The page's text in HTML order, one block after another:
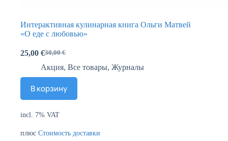
Интерактивная кулинарная книга Ольги Матвей
«О еде с любовью»
30,00€
25,00 €
Акция, Все товары, Журналы
В корзину
incl. 7% VAT
плюс Стоимость доставки